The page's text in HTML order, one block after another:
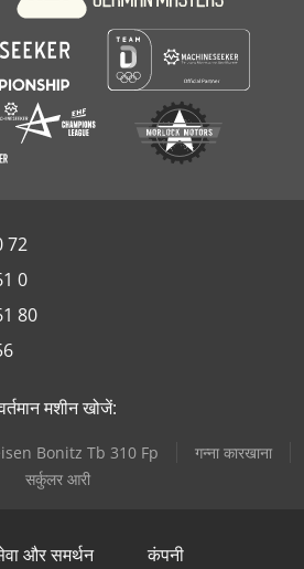
72
0
80
मशीन खोजें:
Bonitz Tb 310 Fp
गन्ना कारखाना
सर्कुलर आरी
और समर्थन कंपनी